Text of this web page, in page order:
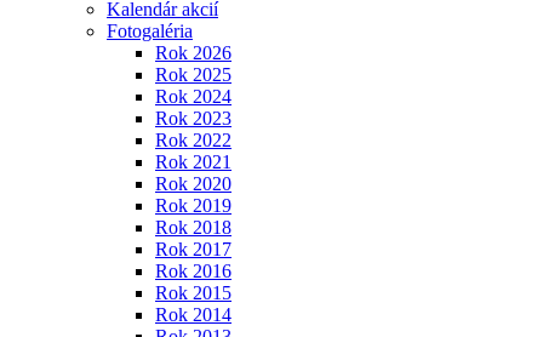
Kalendár akcií
Fotogaléria
Rok 2026
Rok 2025
Rok 2024
Rok 2023
Rok 2022
Rok 2021
Rok 2020
Rok 2019
Rok 2018
Rok 2017
Rok 2016
Rok 2015
Rok 2014